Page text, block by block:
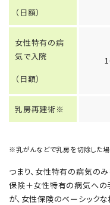
（日額）
女性特有の病
気で入院
（日額）
乳房再建術※
※乳がんなどで乳房を切除した場
つまり、女性特有の病気の
保険＋女性特有の病気への
が、女性保険のベーシックな